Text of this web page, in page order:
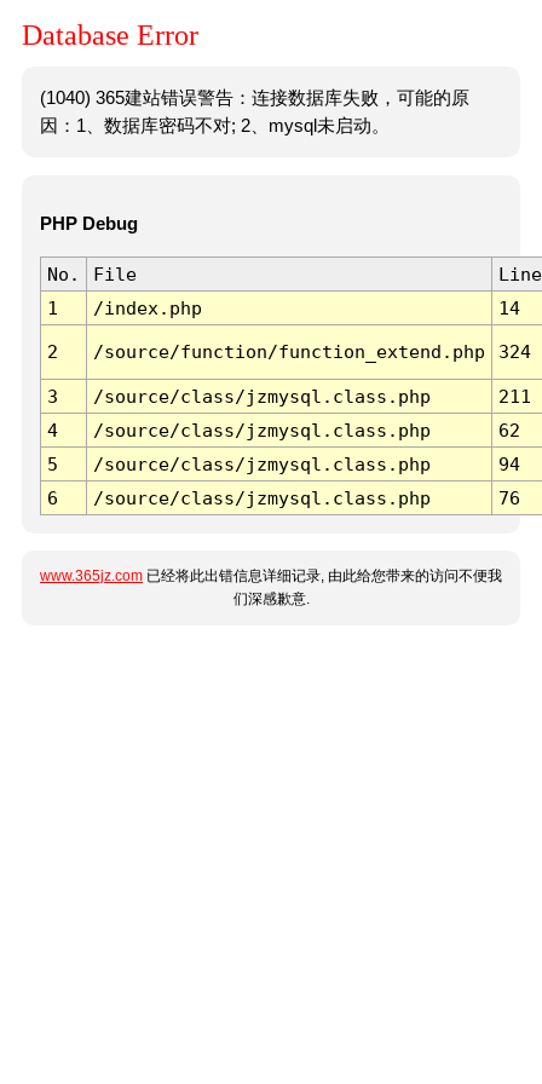
Database Error
(1040) 365建站错误警告：连接数据库失败，可能的原
因：1、数据库密码不对; 2、mysql未启动。
PHP Debug
No. File
Line
1
/index.php 14
2 /source/function/function_extend.php 324
3 /source/class/jzmysql.class.php
211
4
/source/class/jzmysql.class.php
62
5
/source/class/jzmysql.class.php
94
6
/source/class/jzmysql.class.php 76
www.365jz.com 已经将此出错信息详细记录, 由此给您带来的访问不便我
们深感歉意.